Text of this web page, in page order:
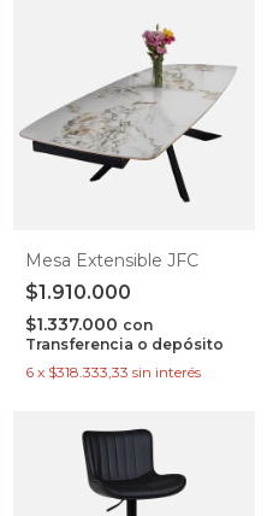
Mesa Extensible JFC
$1.910.000
$1.337.000 con
Transferencia o depósito
6 x $318.333,33 sin interés